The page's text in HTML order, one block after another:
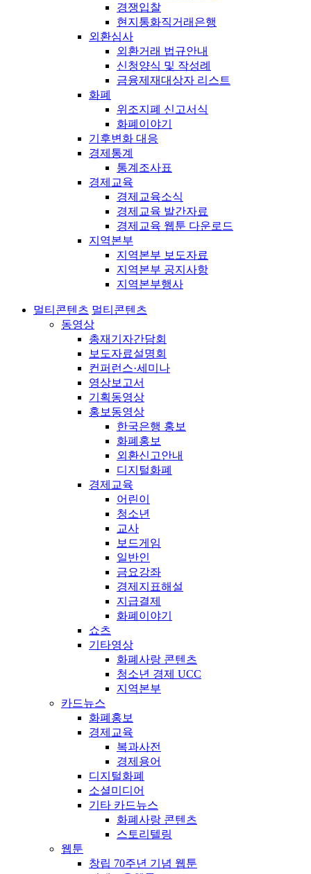
경쟁입찰
현지통화직거래은행
외환심사
외환거래 법규안내
신청양식 및 작성례
금융제재대상자 리스트
화폐
위조지폐 신고서식
화폐이야기
기후변화 대응
경제통계
통계조사표
경제교육
경제교육소식
경제교육 발간자료
경제교육 웹툰 다운로드
지역본부
지역본부 보도자료
지역본부 공지사항
지역본부행사
멀티콘텐츠 멀티콘텐츠
동영상
총재기자간담회
보도자료설명회
컨퍼런스·세미나
영상보고서
기획동영상
홍보동영상
한국은행 홍보
화폐홍보
외환신고안내
디지털화폐
경제교육
어린이
청소년
교사
보드게임
일반인
금요강좌
경제지표해설
지급결제
화폐이야기
쇼츠
기타영상
화폐사랑 콘텐츠
청소년 경제 UCC
지역본부
카드뉴스
화폐홍보
경제교육
복과사전
경제용어
디지털화폐
소셜미디어
기타 카드뉴스
화폐사랑 콘텐츠
스토리텔링
웹툰
창립 70주년 기념 웹툰